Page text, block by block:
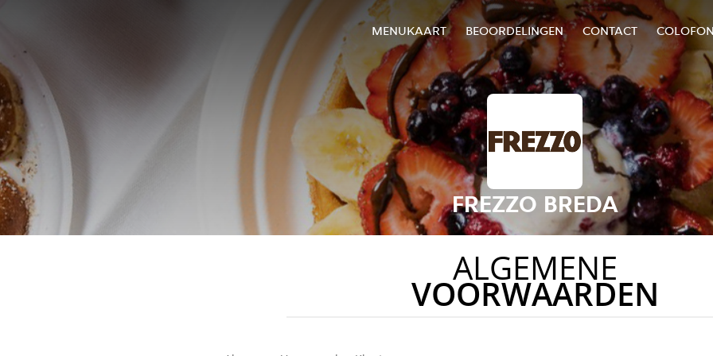
MENUKAART BEOORDELINGEN CONTACT
FREZZO BREDA
ALGEMENE
VOORWAARDEN